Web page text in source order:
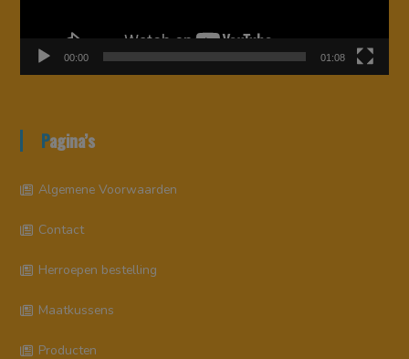
00:00 01:08
Pagina’s
Algemene Voorwaarden
Contact
Herroepen bestelling
Maatkussens
Producten